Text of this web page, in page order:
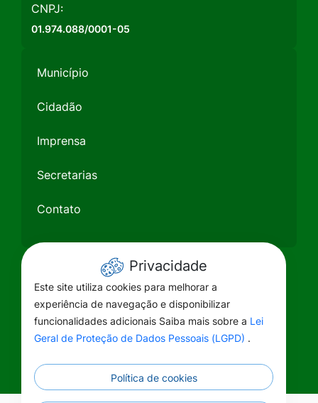
CNPJ:
01.974.088/0001-05
Município
Cidadão
Imprensa
Secretarias
Contato
Privacidade
Este site utiliza cookies para melhorar a
experiência de navegação e disponibilizar
funcionalidades adicionais Saiba mais sobre a Lei
Geral de Proteção de Dados Pessoais (LGPD) .
Política de cookies